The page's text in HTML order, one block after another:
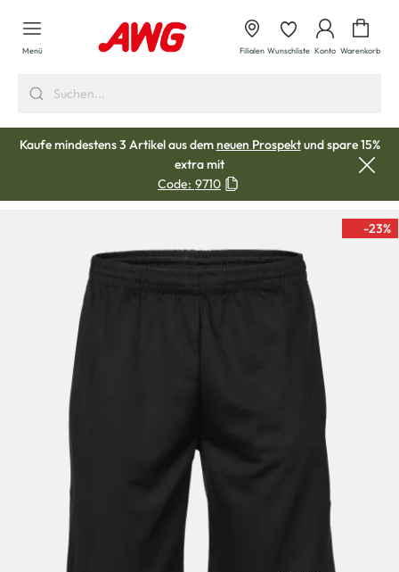
springen
Menü Filialen Wunschliste Konto Warenkorb
Kaufe mindestens 3 Artikel aus demneuen Prospektund spare 15%
extra mit
Code: 9710
-23%